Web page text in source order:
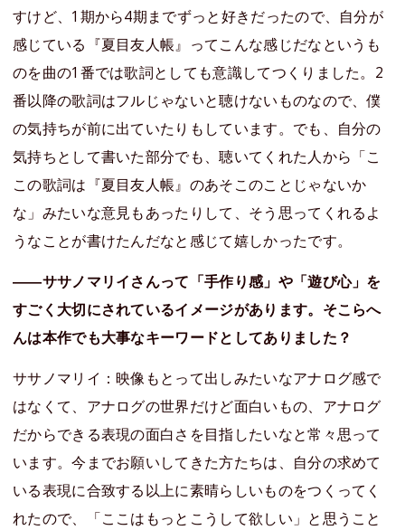
すけど、1期から4期までずっと好きだったので、自分が
感じている『夏目友人帳』ってこんな感じだなというも
のを曲の1番では歌詞としても意識してつくりました。2
番以降の歌詞はフルじゃないと聴けないものなので、僕
の気持ちが前に出ていたりもしています。でも、自分の
気持ちとして書いた部分でも、聴いてくれた人から「こ
この歌詞は『夏目友人帳』のあそこのことじゃないか
な」みたいな意見もあったりして、そう思ってくれるよ
うなことが書けたんだなと感じて嬉しかったです。
――ササノマリイさんって「手作り感」や「遊び心」を
すごく大切にされているイメージがあります。そこらへ
んは本作でも大事なキーワードとしてありました？
ササノマリイ：映像もとって出しみたいなアナログ感で
はなくて、アナログの世界だけど面白いもの、アナログ
だからできる表現の面白さを目指したいなと常々思って
います。今までお願いしてきた方たちは、自分の求めて
いる表現に合致する以上に素晴らしいものをつくってく
れたので、「ここはもっとこうして欲しい」と思うこと